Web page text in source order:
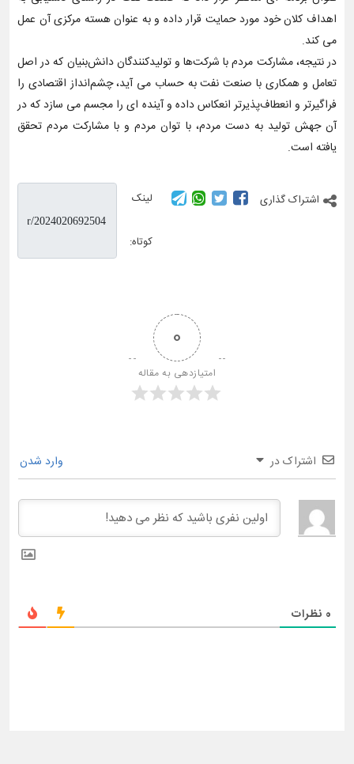
اهداف کلان خود مورد حمایت قرار داده و به عنوان هسته مرکزی آن عمل
می کند.
در نتیجه، مشارکت مردم با شرکت‌ها و تولیدکنندگان دانش‌بنیان که در اصل
تعامل و همکاری با صنعت نفت به حساب می آید، چشم‌انداز اقتصادی را
فراگیرتر و انعطاف‌پذیرتر انعکاس داده و آینده ای را مجسم می سازد که در
آن جهش تولید به دست مردم، با توان مردم و با مشارکت مردم تحقق
یافته است.
اشتراک گذاری لینک
کوتاه:
0
امتیازدهی به مقاله
اشتراک در وارد شدن
0 نظرات